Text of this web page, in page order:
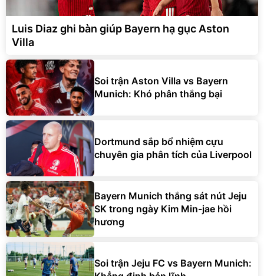
Luis Diaz ghi bàn giúp Bayern hạ gục Aston
Villa
Soi trận Aston Villa vs Bayern
Munich: Khó phân thắng bại
Dortmund sắp bổ nhiệm cựu
chuyên gia phân tích của Liverpool
Bayern Munich thắng sát nút Jeju
SK trong ngày Kim Min-jae hồi
hương
Soi trận Jeju FC vs Bayern Munich: